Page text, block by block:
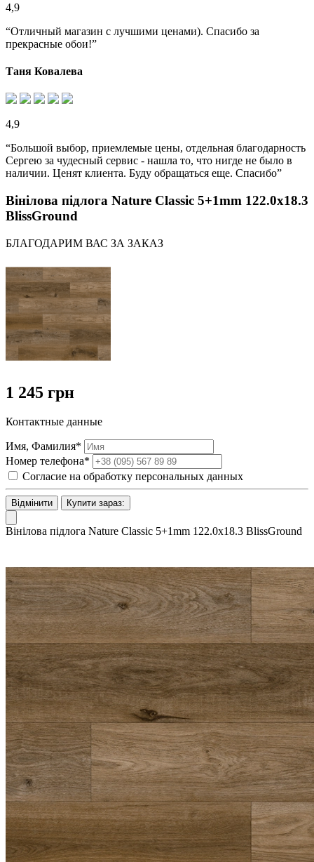
4,9
“Отличный магазин с лучшими ценами). Спасибо за
прекрасные обои!”
Таня Ковалева
4,9
“Большой выбор, приемлемые цены, отдельная благодарность
Сергею за чудесный сервис - нашла то, что нигде не было в
наличии. Ценят клиента. Буду обращаться еще. Спасибо”
Вінілова підлога Nature Classic 5+1mm 122.0х18.3
BlissGround
БЛАГОДАРИМ ВАС ЗА ЗАКАЗ
1 245 грн
Контактные данные
Имя, Фамилия*
Номер телефона*
Согласие на обработку персональных данных
Відмінити Купити зараз:
Вінілова підлога Nature Classic 5+1mm 122.0х18.3 BlissGround